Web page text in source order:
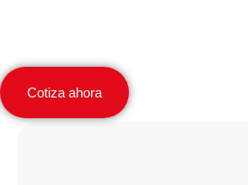
Cotiza ahora